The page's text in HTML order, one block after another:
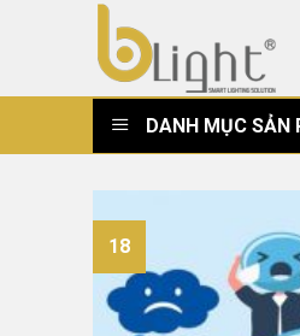
DANH MỤC SẢN
18